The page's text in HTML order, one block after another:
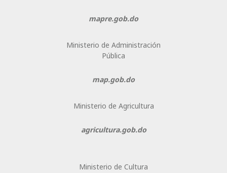
mapre.gob.do
Ministerio de Administración
Pública
map.gob.do
Ministerio de Agricultura
agricultura.gob.do
Ministerio de Cultura